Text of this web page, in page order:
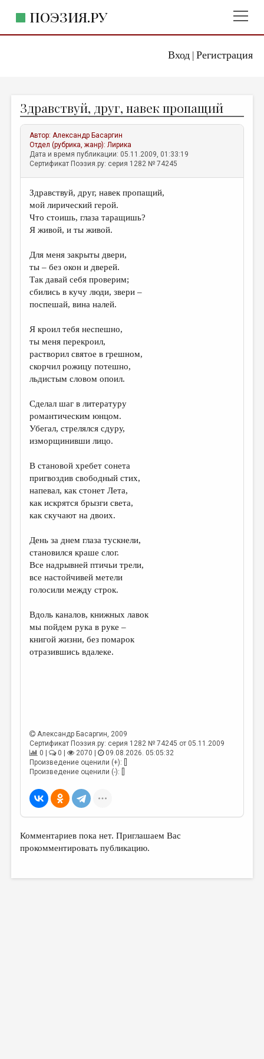
Вход| Регистрация
ПОЭЗИЯ.РУ
ЖАНРЫ
АВТОРЫ
КОММЕНТАРИИ
ЛИТСАЛОН
НОВОСТИ
ПРАВИЛА САЙТА
ИЗБРАННОЕ
ДАЙДЖЕСТ
ПРОИЗВЕДЕНИЯ
ПЕРЕВОДЫ
КОНКУРСЫ
ДЕТСКАЯ КОМНАТА
КНИЖНАЯ ПОЛКА
ОБЗОР ЛИТЕРАТУРЫ
СТРАНИЦЫ ПАМЯТИ
ОБЪЯВЛЕНИЯ
РЕДКОЛЛЕГИЯ
ОТ РЕДАКЦИИ
ЭССЕИСТИКА
ЛИТЕРАТУРОВЕДЕНИЕ
КУЛЬТУРОВЕДЕНИЕ
ПУБЛИЦИСТИКА
РЕЦЕНЗИРОВАНИЕ
ЦИКЛЫ ПУБЛИКАЦИЙ
Здравствуй, друг, навек пропащий
Автор:Александр Басаргин
Отдел (рубрика, жанр):Лирика
Дата и время публикации: 05.11.2009, 01:33:19
Сертификат Поэзия.ру: серия 1282 № 74245
Здравствуй, друг, навек пропащий,
мой лирический герой.
Что стоишь, глаза таращишь?
Я живой, и ты живой.
Для меня закрыты двери,
ты – без окон и дверей.
Так давай себя проверим;
сбились в кучу люди, звери –
поспешай, вина налей.
Я кроил тебя неспешно,
ты меня перекроил,
растворил святое в грешном,
скорчил рожицу потешно,
льдистым словом опоил.
Сделал шаг в литературу
романтическим юнцом.
Убегал, стрелялся сдуру,
изморщинивши лицо.
В становой хребет сонета
пригвоздив свободный стих,
напевал, как стонет Лета,
как искрятся брызги света,
как скучают на двоих.
День за днем глаза тускнели,
становился краше слог.
Все надрывней птичьи трели,
все настойчивей метели
голосили между строк.
Вдоль каналов, книжных лавок
мы пойдем рука в руке –
книгой жизни, без помарок
отразившись вдалеке.
Александр Басаргин, 2009
Сертификат Поэзия.ру: серия 1282 № 74245 от 05.11.2009
0 |
0 | 2070 |
09.08.2026. 05:05:32
Произведение оценили (+): []
Произведение оценили (-): []
Комментариев пока нет. Приглашаем Вас
прокомментировать публикацию.